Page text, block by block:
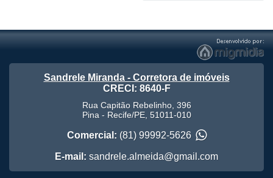
Sandrele Miranda - Corretora de imóveis
CRECI: 8640-F
Rua Capitão Rebelinho, 396
Pina - Recife/PE, 51011-010
Comercial: (81) 99992-5626
E-mail: sandrele.almeida@gmail.com